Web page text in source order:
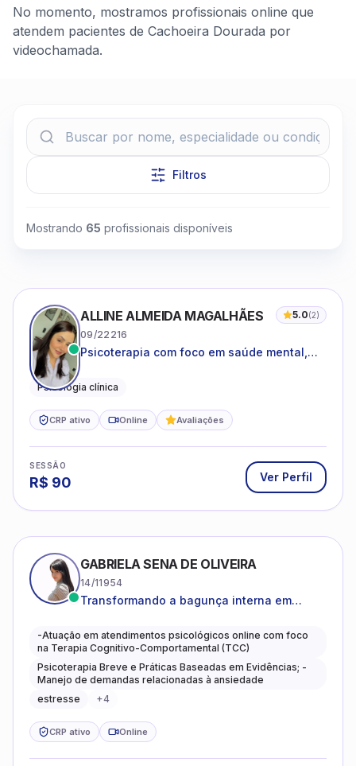
No momento, mostramos profissionais online que
atendem pacientes de Cachoeira Dourada por
videochamada.
Filtros
Mostrando 65 profissionais disponíveis
ALLINE ALMEIDA MAGALHÃES 5.0(2)
09/22216
Psicoterapia com foco em saúde mental,
adolescentes e adultos.
Psicologia clínica
CRP ativo Online Avaliações
SESSÃO
R$ 90 Ver Perfil
GABRIELA SENA DE OLIVEIRA
14/11954
Transformando a bagunça interna em
caminhos mais gentis para se viver.
-Atuação em atendimentos psicológicos online com foco
na Terapia Cognitivo-Comportamental (TCC)
Psicoterapia Breve e Práticas Baseadas em Evidências; -
Manejo de demandas relacionadas à ansiedade
estresse
+4
CRP ativo Online